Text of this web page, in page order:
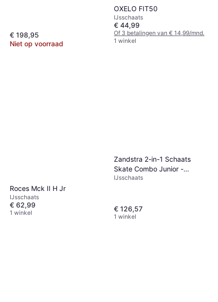
€ 198,95
Niet op voorraad
OXELO FIT50
IJsschaats
€ 44,99
Of 3 betalingen van € 14,99/mnd.
1 winkel
Roces Mck II H Jr
IJsschaats
€ 62,99
1 winkel
Zandstra 2-in-1 Schaats
Skate Combo Junior -
Roze/Zwart/Zilver
IJsschaats
€ 126,57
1 winkel